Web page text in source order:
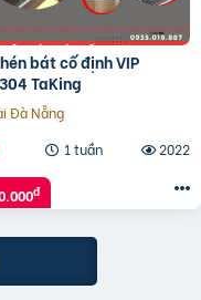
bát cố định VIP
TaKing
Đà Nẵng
1 tuần
2022
đ